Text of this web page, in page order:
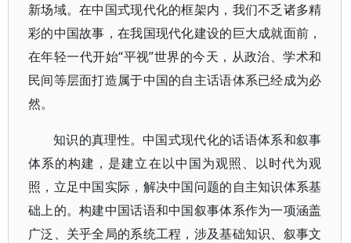
新场域。在中国式现代化的框架内，我们不乏诸多精
彩的中国故事，在我国现代化建设的巨大成就面前，
在年轻一代开始“平视”世界的今天，从政治、学术和
民间等层面打造属于中国的自主话语体系已经成为必
然。
知识的真理性。中国式现代化的话语体系和叙事
体系的构建，是建立在以中国为观照、以时代为观
照，立足中国实际，解决中国问题的自主知识体系基
础上的。构建中国话语和中国叙事体系作为一项涵盖
广泛、关乎全局的系统工程，涉及基础知识、叙事文